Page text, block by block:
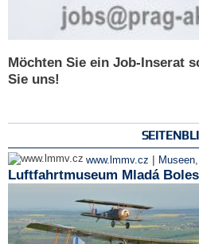
Möchten Sie ein Job-Inserat
Sie uns!
www.lmmv.cz | Museen
Luftfahrtmuseum Mladá